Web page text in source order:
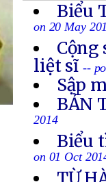
Biểu
on 20 May
Cộng
liệt sĩ --
Sập
BẢN
2014
Biểu
on 01 Oct